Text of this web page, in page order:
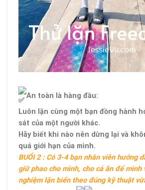
An toàn là hàng đầu:
Luôn lặn cùng một bạn đồng hành
sát của một người khác.
Hãy biết khi nào nên dừng lại và
quá giới hạn của mình.
BUỔI 2 : Có 3-4 bạn nhân viên hướng
giữ phao cho mình, cho cá ăn để mình
nghiệm lặn biển theo đúng kỹ thuật